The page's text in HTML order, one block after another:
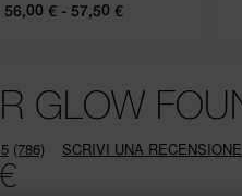
56,00 € - 57,50 €
GLOW
Leggi
786
recensioni.
(786) SCRIVI UNA RECENSIONE